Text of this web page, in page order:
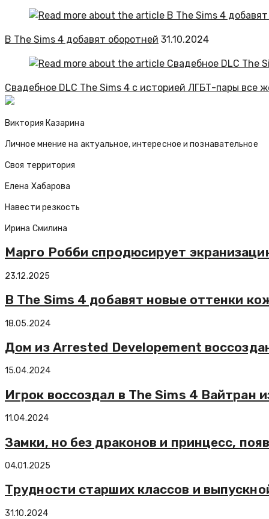
В The Sims 4 добавят оборотней 31.10.2024
Свадебное DLC The Sims 4 с историей ЛГБТ-пары все
Виктория Казарина
Личное мнение на актуальное, интересное и познавательное
Своя территория
Елена Хабарова
Навести резкость
Ирина Смилина
Марго Робби спродюсирует
23.12.2025
В The Sims 4 добавят новые оттенки
18.05.2024
Дом из Arrested Developement
15.04.2024
Игрок воссоздал в The Sims 4 Вайтран
11.04.2024
Замки, но без драконов и принцесс,
04.01.2025
Трудности старших классов и
31.10.2024